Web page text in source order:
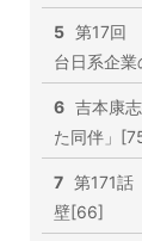
5 第17回
台日系企
6 吉本康
た同伴」
7 第171話
壁[66]